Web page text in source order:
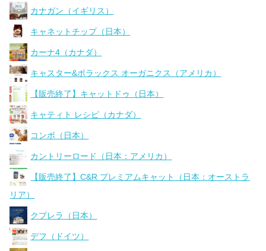
カナガン（イギリス）
キャネットチップ（日本）
カーナ4（カナダ）
キャスター&ポラックス オーガニクス（アメリカ）
【販売終了】キャットドゥ（日本）
キャティト レシピ（カナダ）
コンボ（日本）
カントリーロード（日本：アメリカ）
【販売終了】C&R プレミアムキャット（日本：オーストラ
リア）
クプレラ（日本）
デフ（ドイツ）